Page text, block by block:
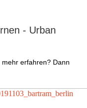
- Urban
mehr erfahren? Dann